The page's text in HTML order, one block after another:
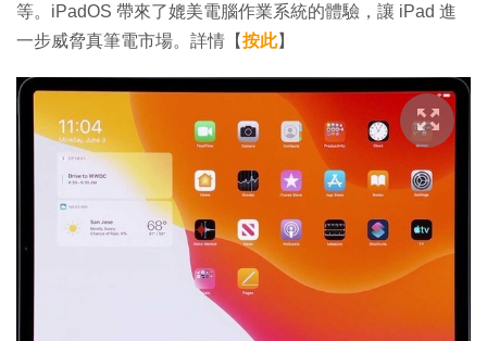
等。iPadOS 帶來了媲美電腦作業系統的體驗，讓 iPad 進
一步威脅真筆電市場。詳情【按此】